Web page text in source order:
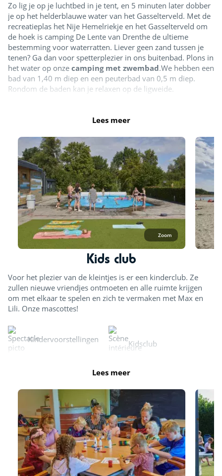
Zo lig je op je luchtbed in je tent, en 5 minuten later dobber
je op het helderblauwe water van het Gasselterveld. Met de
recreatieplas het Nije Hemelriekje en het Gasselterveld om
de hoek is camping De Lente van Drenthe de ultieme
bestemming voor waterratten. Liever geen zand tussen je
tenen? Ga dan voor spetterplezier in ons buitenbad. Plons in
het water op onze camping met zwembad.We hebben een
bad van 1,40 m diep en een peuterbad van 0,5 m diep.
Rondom de baden kan je relaxen op de ligweide.
, afhankelijk van de weersomstandigheden.
Buitenzwembad Strand
Lees meer
Zoom
Kids club
Voor het plezier van de kleintjes is er een kinderclub. Ze
zullen nieuwe vriendjes ontmoeten en alle ruimte krijgen
om met elkaar te spelen en zich te vermaken met Max en
Lili. Onze mascottes!
Kindervoorstellingen Kidsclub
Lees meer